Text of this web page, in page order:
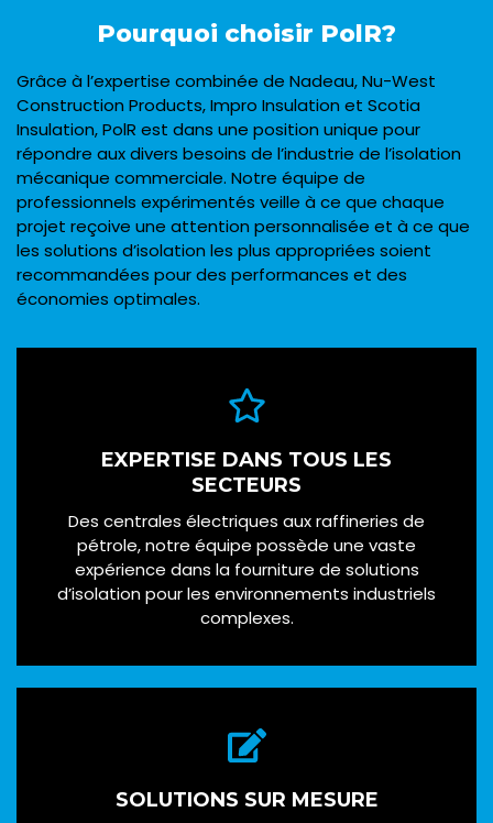
Pourquoi choisir PolR?
Grâce à l’expertise combinée de Nadeau, Nu-West
Construction Products, Impro Insulation et Scotia
Insulation, PolR est dans une position unique pour
répondre aux divers besoins de l’industrie de l’isolation
mécanique commerciale. Notre équipe de
professionnels expérimentés veille à ce que chaque
projet reçoive une attention personnalisée et à ce que
les solutions d’isolation les plus appropriées soient
recommandées pour des performances et des
économies optimales.
EXPERTISE DANS TOUS LES
SECTEURS
Des centrales électriques aux raffineries de
pétrole, notre équipe possède une vaste
expérience dans la fourniture de solutions
d’isolation pour les environnements industriels
complexes.
SOLUTIONS SUR MESURE